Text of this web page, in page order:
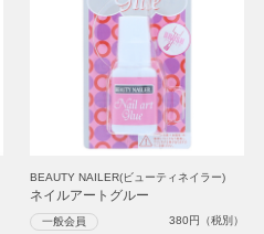
BEAUTY NAILER(ビューティネイラー)
ネイルアートグルー
一般会員 380円（税別）